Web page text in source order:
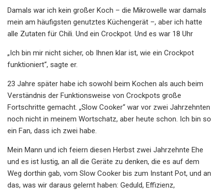
Damals war ich kein großer Koch – die Mikrowelle war damals
mein am häufigsten genutztes Küchengerät –, aber ich hatte
alle Zutaten für Chili. Und ein Crockpot. Und es war 18 Uhr
„Ich bin mir nicht sicher, ob Ihnen klar ist, wie ein Crockpot
funktioniert“, sagte er.
23 Jahre später habe ich sowohl beim Kochen als auch beim
Verständnis der Funktionsweise von Crockpots große
Fortschritte gemacht. „Slow Cooker“ war vor zwei Jahrzehnten
noch nicht in meinem Wortschatz, aber heute schon. Ich bin so
ein Fan, dass ich zwei habe.
Mein Mann und ich feiern diesen Herbst zwei Jahrzehnte Ehe
und es ist lustig, an all die Geräte zu denken, die es auf dem
Weg dorthin gab, vom Slow Cooker bis zum Instant Pot, und an
das, was wir daraus gelernt haben: Geduld, Effizienz,